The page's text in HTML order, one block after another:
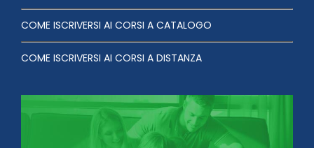
COME ISCRIVERSI AI CORSI A CATALOGO
COME ISCRIVERSI AI CORSI A DISTANZA